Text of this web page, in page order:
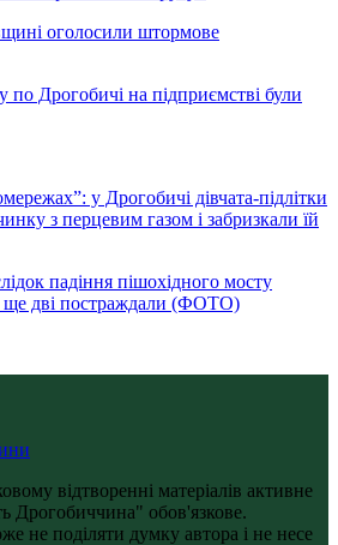
оголосили штормове
по Дрогобичі на підприємстві були
у Дрогобичі дівчата-підлітки
з перцевим газом і забризкали їй
падіння пішохідного мосту
ще дві постраждали (ФОТО)
відтворенні матеріалів активне
Дрогобиччина" обов'язкове.
не поділяти думку автора і не несе